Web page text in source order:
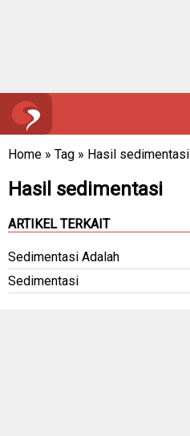
Home » Tag » Hasil sedimentasi
Hasil sedimentasi
ARTIKEL TERKAIT
Sedimentasi Adalah
Sedimentasi